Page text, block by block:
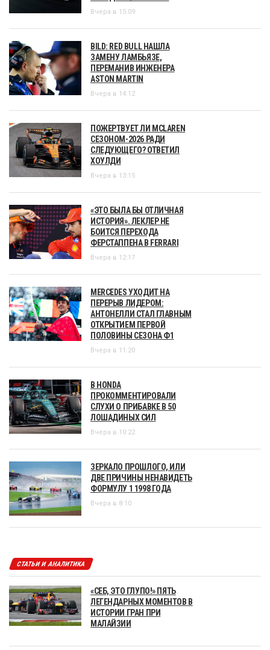
Вчера в 15:09
BILD: RED BULL НАШЛА
ЗАМЕНУ ЛАМБЬЯЗЕ,
ПЕРЕМАНИВ ИНЖЕНЕРА
ASTON MARTIN
Вчера в 14:12
ПОЖЕРТВУЕТ ЛИ MCLAREN
СЕЗОНОМ-2026 РАДИ
СЛЕДУЮЩЕГО? ОТВЕТИЛ
ХОУЛДИ
Вчера в 13:15
«ЭТО БЫЛА БЫ ОТЛИЧНАЯ
ИСТОРИЯ». ЛЕКЛЕР НЕ
БОИТСЯ ПЕРЕХОДА
ФЕРСТАППЕНА В FERRARI
Вчера в 12:17
MERCEDES УХОДИТ НА
ПЕРЕРЫВ ЛИДЕРОМ:
АНТОНЕЛЛИ СТАЛ ГЛАВНЫМ
ОТКРЫТИЕМ ПЕРВОЙ
ПОЛОВИНЫ СЕЗОНА Ф1
Вчера в 11:20
В HONDA
ПРОКОММЕНТИРОВАЛИ
СЛУХИ О ПРИБАВКЕ В 50
ЛОШАДИНЫХ СИЛ
Вчера в 10:22
ЗЕРКАЛО ПРОШЛОГО, ИЛИ
ДВЕ ПРИЧИНЫ НЕНАВИДЕТЬ
ФОРМУЛУ 1 1998 ГОДА
Вчера в 8:10
СТАТЬИ И АНАЛИТИКА
«СЕБ, ЭТО ГЛУПО!» ПЯТЬ
ЛЕГЕНДАРНЫХ МОМЕНТОВ В
ИСТОРИИ ГРАН ПРИ
МАЛАЙЗИИ